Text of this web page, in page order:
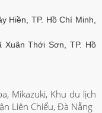
Hiền, TP. Hồ Chí Minh,
Xuân Thới Sơn, TP. Hồ
Mikazuki, Khu du lịch
Liên Chiểu, Đà Nẵng